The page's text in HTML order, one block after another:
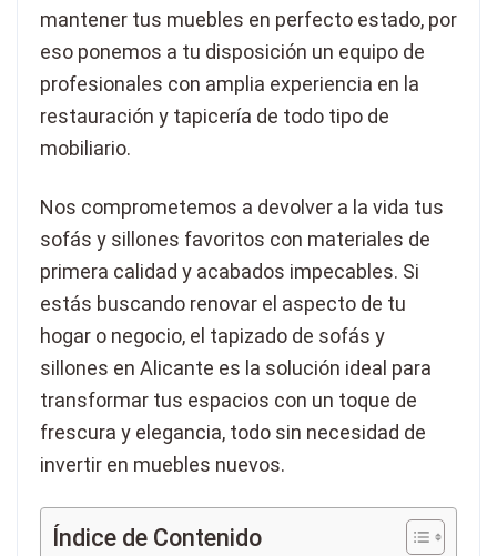
mantener tus muebles en perfecto estado, por
eso ponemos a tu disposición un equipo de
profesionales con amplia experiencia en la
restauración y tapicería de todo tipo de
mobiliario.
Nos comprometemos a devolver a la vida tus
sofás y sillones favoritos con materiales de
primera calidad y acabados impecables. Si
estás buscando renovar el aspecto de tu
hogar o negocio, el tapizado de sofás y
sillones en Alicante es la solución ideal para
transformar tus espacios con un toque de
frescura y elegancia, todo sin necesidad de
invertir en muebles nuevos.
Índice de Contenido